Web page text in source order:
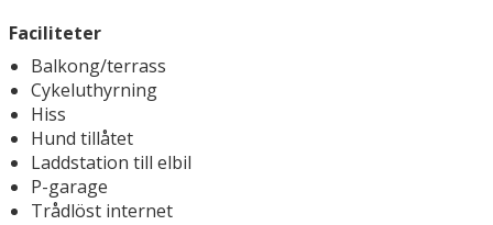
Faciliteter
Balkong/terrass
Cykeluthyrning
Hiss
Hund tillåtet
Laddstation till elbil
P-garage
Trådlöst internet